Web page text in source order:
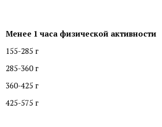
Менее 1 часа физической активности
155-285 г
285-360 г
360-425 г
425-575 г